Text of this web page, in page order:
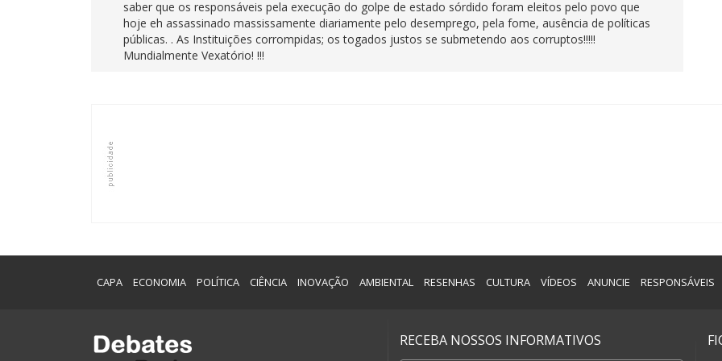
saber que os responsáveis pela execução do golpe de estado sórdido foram eleitos pelo povo que
hoje eh assassinado massissamente diariamente pelo desemprego, pela fome, ausência de políticas
públicas. . As Instituições corrompidas; os togados justos se submetendo aos corruptos!!!!!
Mundialmente Vexatório! !!!
CAPA ECONOMIA POLÍTICA CIÊNCIA INOVAÇÃO AMBIENTAL RESENHAS CULTURA VÍDEOS ANUNCIE RESPONSÁVEIS
RECEBA NOSSOS INFORMATIVOS